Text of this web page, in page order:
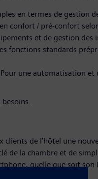
en termes de gestion
confort / pré-confort
et de gestion
fonctions standards
une automatisation et
de l’hôtel une
de la chambre et de
quelle que soit son